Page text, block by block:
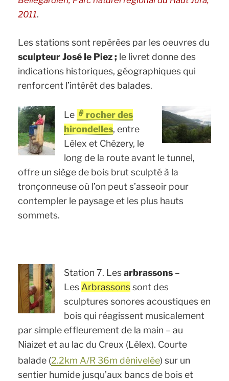
2011.
Les stations sont repérées par les oeuvres du
sculpteur José le Piez ; le livret donne des
indications historiques, géographiques qui
renforcent l’intérêt des balades.
Le
rocher des
hirondelles, entre
Lélex et Chézery, le
long de la route avant le tunnel,
offre un siège de bois brut sculpté à la
tronçonneuse où l’on peut s’asseoir pour
contempler le paysage et les plus hauts
sommets.
Station 7. Lesarbrassons–
Les Arbrassonssont des
sculptures sonores acoustiques en
bois qui réagissent musicalement
par simple effleurement de la main – au
Niaizet et au lac du Creux (Lélex). Courte
balade (2.2km A/R 36m dénivelée) sur un
sentier humide jusqu’aux bancs de bois et